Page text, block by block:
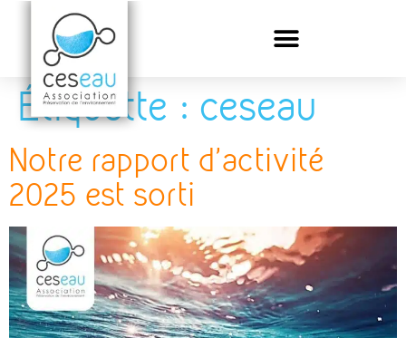
Étiquette : ceseau
Notre rapport d’activité
2025 est sorti